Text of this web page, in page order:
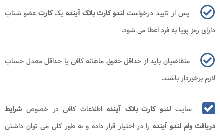
پس از تایید درخواستلندو کارت بانک آینده یککارتعضو شتاب
دارای رمز پویا به فرد اعطا می شود.
متقاضیان باید از حداقل حقوق ماهانه کافی یا حداقل معدل حساب
لازم برخوردار باشند.
سایتلندو کارت بانک آینده اطلاعات کافی در خصوص شرایط
دریافت وام لندو آینده را در اختیار قرار داده و به طور کلی می توان داشتن